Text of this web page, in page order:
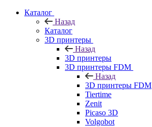
Каталог
Назад
Каталог
3D принтеры
Назад
3D принтеры
3D принтеры FDM
Назад
3D принтеры FDM
Tiertime
Zenit
Picaso 3D
Volgobot